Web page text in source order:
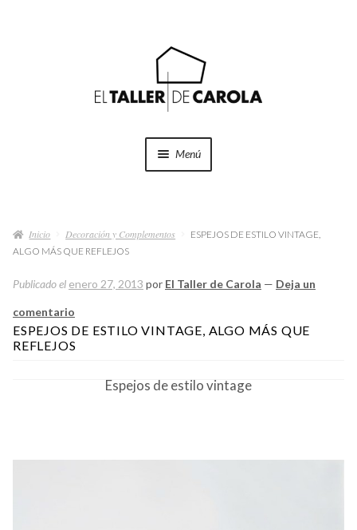
Menú
menú
PROYECTOS
QUÉ HACEMOS
QUIÉNES SOMOS
Inicio Decoración y Complementos
ESPEJOS DE ESTILO VINTAGE,
ALGO MÁS QUE REFLEJOS
Publicado el enero 27, 2013 por El Taller de Carola — Deja un
comentario
ESPEJOS DE ESTILO VINTAGE, ALGO MÁS QUE
REFLEJOS
Espejos de estilo vintage